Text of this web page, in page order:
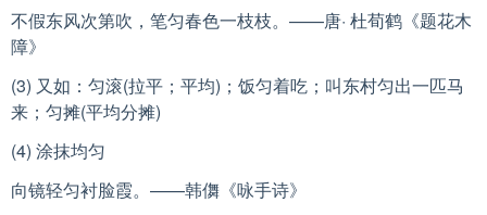
不假东风次第吹，笔匀春色一枝枝。——唐· 杜荀鹤《题花木
障》
(3) 又如：匀滚(拉平；平均)；饭匀着吃；叫东村匀出一匹马
来；匀摊(平均分摊)
(4) 涂抹均匀
向镜轻匀衬脸霞。——韩儛《咏手诗》